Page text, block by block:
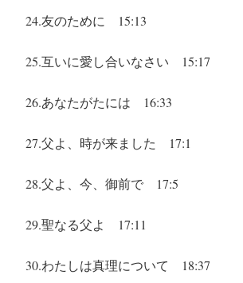
24.友のために 15:13
25.互いに愛し合いなさい 15:17
26.あなたがたには 16:33
27.父よ、時が来ました 17:1
28.父よ、今、御前で 17:5
29.聖なる父よ 17:11
30.わたしは真理について 18:37